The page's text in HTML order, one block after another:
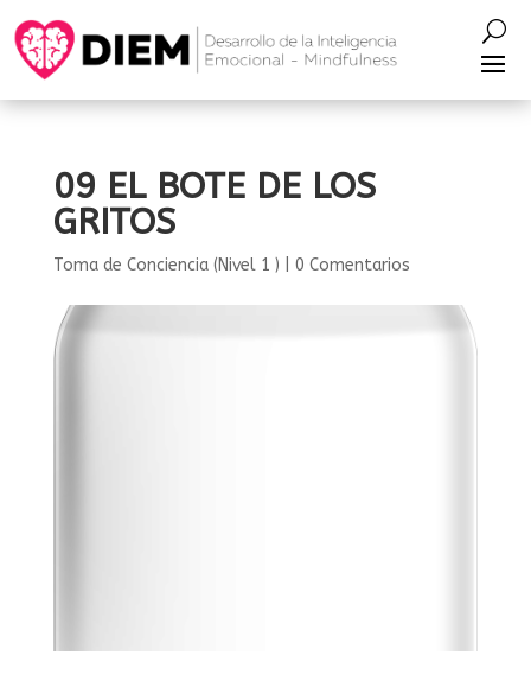
09 EL BOTE DE LOS
GRITOS
Toma de Conciencia (Nivel 1 ) 0 Comentarios